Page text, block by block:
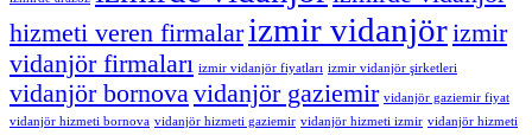
hizmeti veren firmalar izmir vidanjörizmir
vidanjör firmaları izmir vidanjör fiyatları izmir vidanjör şirketleri
vidanjör bornovavidanjör gaziemir vidanjör gaziemir fiyat
vidanjör hizmeti bornova vidanjör hizmeti gaziemir vidanjör hizmeti izmir vidanjör hizmeti